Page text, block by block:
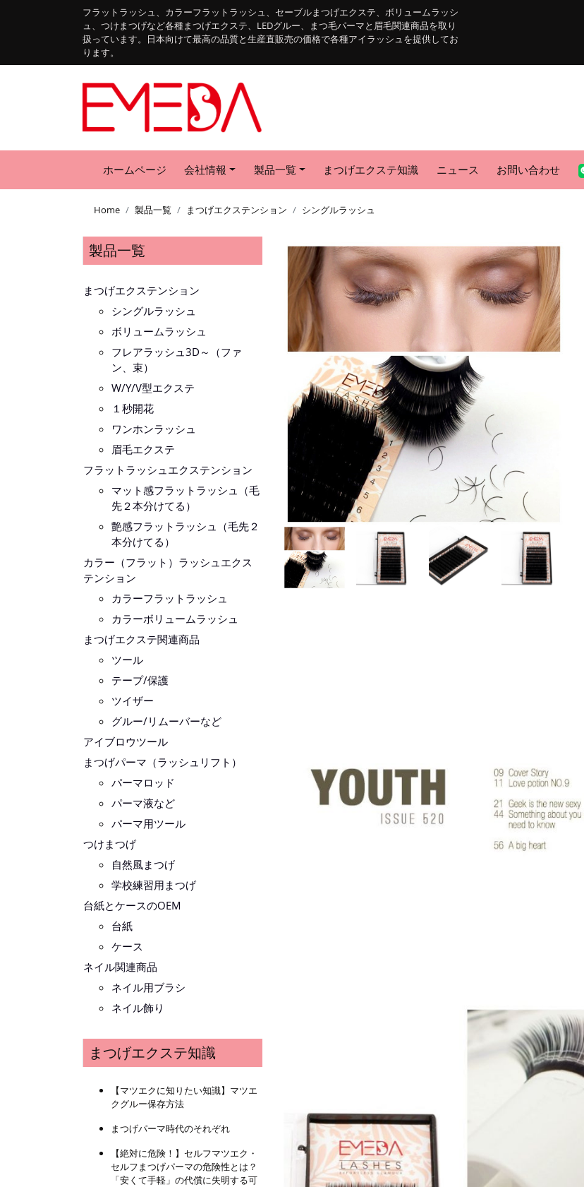
フラットラッシュ、カラーフラットラッシュ、セーブルまつげエクステ、ボリュームラッシ
ュ、つけまつげなど各種まつげエクステ、LEDグルー、まつ毛パーマと眉毛関連商品を取り
扱っています。日本向けて最高の品質と生産直販売の価格で各種アイラッシュを提供してお
ります。
ホームページ 会社情報 製品一覧 まつげエクステ知識 ニュース お問い合わせ
Home 製品一覧 まつげエクステンション シングルラッシュ
製品一覧
まつげエクステンション
シングルラッシュ
ボリュームラッシュ
フレアラッシュ3D～（ファ
ン、束）
W/Y/V型エクステ
１秒開花
ワンホンラッシュ
眉毛エクステ
フラットラッシュエクステンション
マット感フラットラッシュ（毛
先２本分けてる）
艶感フラットラッシュ（毛先２
本分けてる）
カラー（フラット）ラッシュエクス
テンション
カラーフラットラッシュ
カラーボリュームラッシュ
まつげエクステ関連商品
ツール
テープ/保護
ツイザー
グルー/リムーバーなど
アイブロウツール
まつげパーマ（ラッシュリフト）
パーマロッド
パーマ液など
パーマ用ツール
つけまつげ
自然風まつげ
学校練習用まつげ
台紙とケースのOEM
台紙
ケース
ネイル関連商品
ネイル用ブラシ
ネイル飾り
まつげエクステ知識
【マツエクに知りたい知識】マツエ
クグルー保存方法
まつげパーマ時代のそれぞれ
【絶対に危険！】セルフマツエク・
セルフまつげパーマの危険性とは？
「安くて手軽」の代償に失明する可